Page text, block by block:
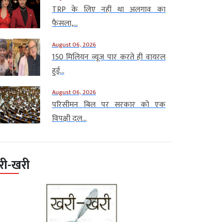
TRP के लिए नहीं था अलगाव का
फैसला,...
August 06, 2026
150 मिलियन व्यूज पार करते ही वायरल
हुई...
August 06, 2026
परिसीमन बिल पर सरकार को एक
विपक्षी दल...
खरी